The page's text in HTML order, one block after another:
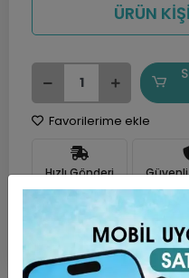
ÜRÜN
Favorilerime ekle
Hızlı Gönderi Güvenli